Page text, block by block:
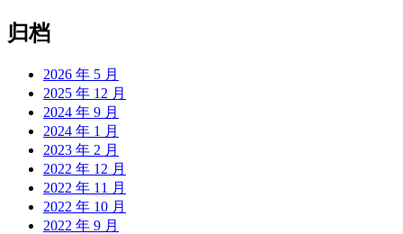
归档
2026 年 5 月
2025 年 12 月
2024 年 9 月
2024 年 1 月
2023 年 2 月
2022 年 12 月
2022 年 11 月
2022 年 10 月
2022 年 9 月